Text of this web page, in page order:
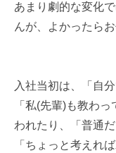
あまり劇的な変化
んが、よかったら
入社当初は、「自
「私(先輩)も教わ
われたり、「普通
「ちょっと考えれ